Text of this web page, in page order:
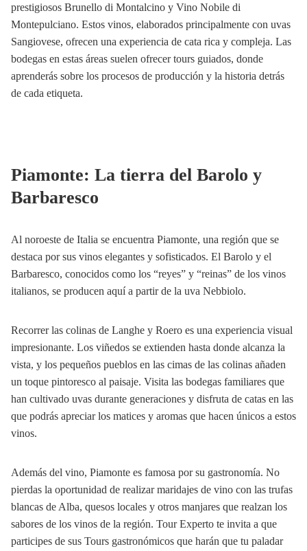
prestigiosos Brunello di Montalcino y Vino Nobile di
Montepulciano. Estos vinos, elaborados principalmente con uvas
Sangiovese, ofrecen una experiencia de cata rica y compleja. Las
bodegas en estas áreas suelen ofrecer tours guiados, donde
aprenderás sobre los procesos de producción y la historia detrás
de cada etiqueta.
Piamonte: La tierra del Barolo y
Barbaresco
Al noroeste de Italia se encuentra Piamonte, una región que se
destaca por sus vinos elegantes y sofisticados. El Barolo y el
Barbaresco, conocidos como los “reyes” y “reinas” de los vinos
italianos, se producen aquí a partir de la uva Nebbiolo.
Recorrer las colinas de Langhe y Roero es una experiencia visual
impresionante. Los viñedos se extienden hasta donde alcanza la
vista, y los pequeños pueblos en las cimas de las colinas añaden
un toque pintoresco al paisaje. Visita las bodegas familiares que
han cultivado uvas durante generaciones y disfruta de catas en las
que podrás apreciar los matices y aromas que hacen únicos a estos
vinos.
Además del vino, Piamonte es famosa por su gastronomía. No
pierdas la oportunidad de realizar maridajes de vino con las trufas
blancas de Alba, quesos locales y otros manjares que realzan los
sabores de los vinos de la región. Tour Experto te invita a que
participes de sus Tours gastronómicos que harán que tu paladar